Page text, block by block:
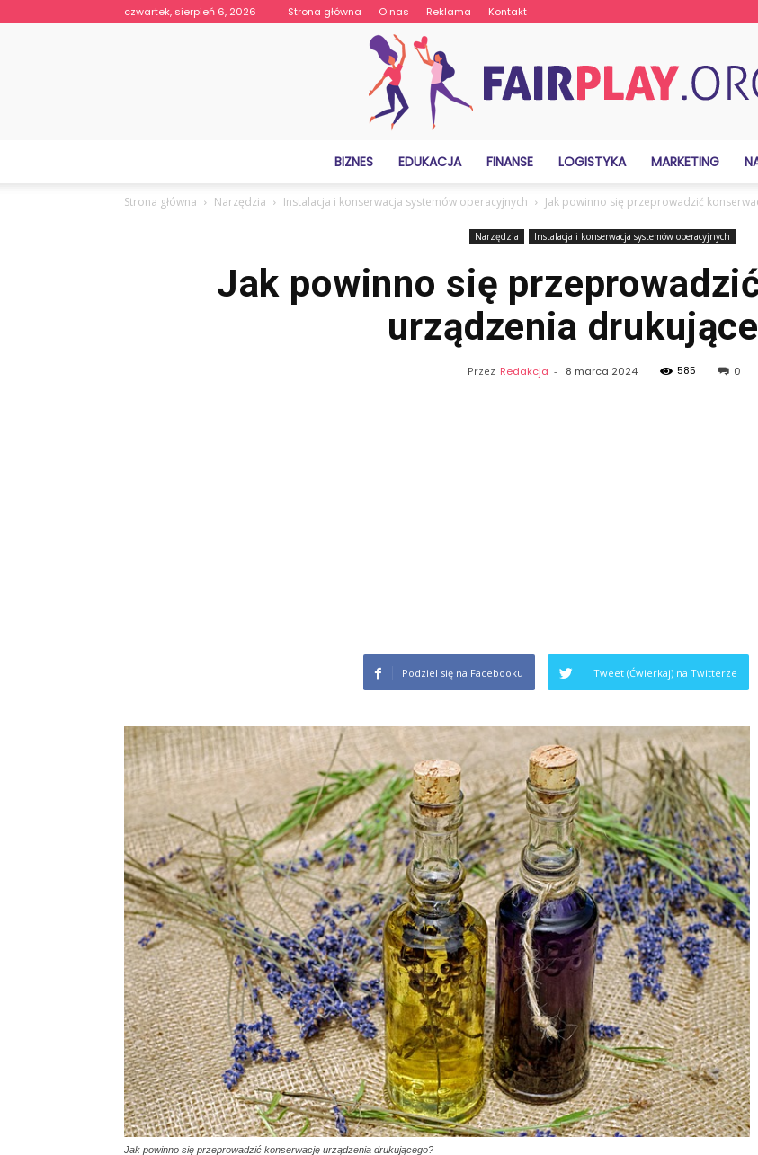
czwartek, sierpień 6, 2026 Strona główna O nas Reklama Kontakt
BIZNES EDUKACJA FINANSE LOGISTYKA MARKETING
Strona główna Narzędzia Instalacja i konserwacja systemów operacyjnych Jak powinno się przeprowadzić
Narzędzia Instalacja i konserwacja systemów operacyjnych
Jak powinno się
urządzenia
Przez Redakcja - 8 marca 2024 585 0
Podziel się na Facebooku Tweet (Ćwierkaj) na Twitterze
Jak powinno się przeprowadzić konserwację urządzenia drukującego?